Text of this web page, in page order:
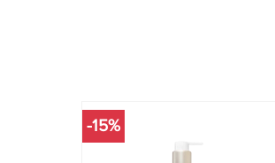
-15%